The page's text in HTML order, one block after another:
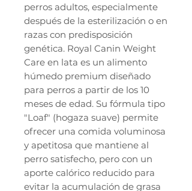
perros adultos, especialmente
después de la esterilización o en
razas con predisposición
genética. Royal Canin Weight
Care en lata es un alimento
húmedo premium diseñado
para perros a partir de los 10
meses de edad. Su fórmula tipo
"Loaf" (hogaza suave) permite
ofrecer una comida voluminosa
y apetitosa que mantiene al
perro satisfecho, pero con un
aporte calórico reducido para
evitar la acumulación de grasa